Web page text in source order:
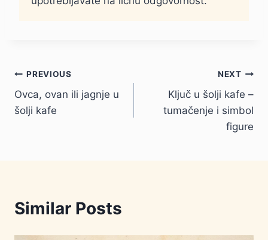
Kretanje
članka
PREVIOUS
Ovca, ovan ili jagnje u
šolji kafe
NEXT
Ključ u šolji kafe –
tumačenje i simbol
figure
Similar Posts